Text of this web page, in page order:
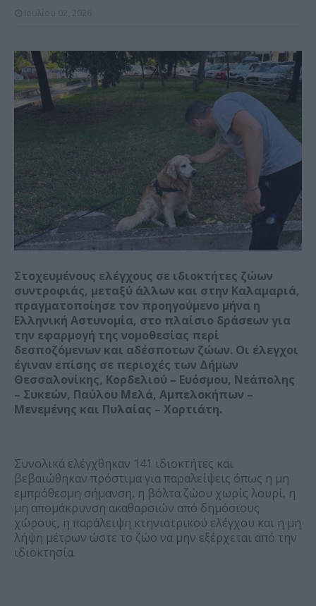
Στοχευμένους ελέγχους σε ιδιοκτήτες ζώων
συντροφιάς, μεταξύ άλλων και στην Καλαμαριά,
πραγματοποίησε τον προηγούμενο μήνα η
Ελληνική Αστυνομία, στο πλαίσιο δράσεων για
την εφαρμογή της νομοθεσίας περί
δεσποζόμενων και αδέσποτων ζώων. Οι έλεγχοι
έγιναν επίσης σε περιοχές των Δήμων
Θεσσαλονίκης, Κορδελιού – Ευόσμου, Νεάπολης
– Συκεών, Παύλου Μελά, Αμπελοκήπων –
Μενεμένης και Πυλαίας – Χορτιάτη.
Συνολικά ελέγχθηκαν 141 ιδιοκτήτες και
βεβαιώθηκαν πρόστιμα για παραλείψεις όπως η μη
εμπρόθεσμη σήμανση, η βόλτα ζώου χωρίς λουρί, η
μη απομάκρυνση ακαθαρσιών από δημόσιους
χώρους, η παράλειψη κτηνιατρικού ελέγχου και η μη
λήψη μέτρων ώστε το ζώο να μην εξέρχεται από την
ιδιοκτησία.